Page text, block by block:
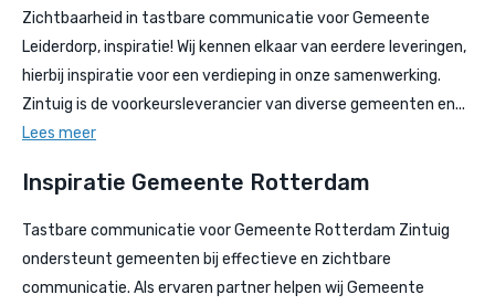
Zichtbaarheid in tastbare communicatie voor Gemeente
Leiderdorp, inspiratie! Wij kennen elkaar van eerdere leveringen,
hierbij inspiratie voor een verdieping in onze samenwerking.
Zintuig is de voorkeursleverancier van diverse gemeenten en...
Lees meer
Inspiratie Gemeente Rotterdam
Tastbare communicatie voor Gemeente Rotterdam Zintuig
ondersteunt gemeenten bij effectieve en zichtbare
communicatie. Als ervaren partner helpen wij Gemeente